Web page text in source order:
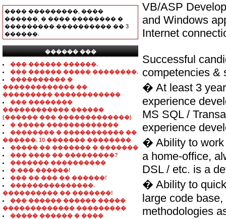
���� ���������, ����
������, � ���� �������� �
��������� ���������� �� 3
������.
������ ���
���������������
��� ������ ������.
��� ������ ����� ��������.
���������� �
������������� ��
��������� ������������
��� ��������
������������ ������
(������ ��� �������������)
� ����� �������������
�������� � ����������� ��
������. 10 ������� ��������
����� �� ������� � �������
��� ���� �� ���������?
������� ����������
� ��� ������!
��� �� ��� �� ������!
���������������.
���������� �� �������!
��� ������ ������ �����
������������� ���������
����� ������ � ����
VB/ASP
and Windows
Internet
Successful
competencies &
� At least 3
experience
MS SQL /
experience
� Ability to work
a home-office,
DSL / etc. is a
� Ability to
large code
methodologies